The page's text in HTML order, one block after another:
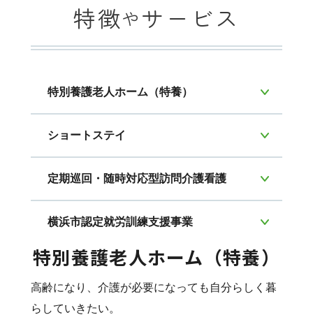
特徴や サービス
特別養護老人ホーム（特養）
ショートステイ
定期巡回・随時対応型訪問介護看護
横浜市認定就労訓練支援事業
特別養護老人ホーム（特養）
高齢になり、介護が必要になっても自分らしく暮
らしていきたい。